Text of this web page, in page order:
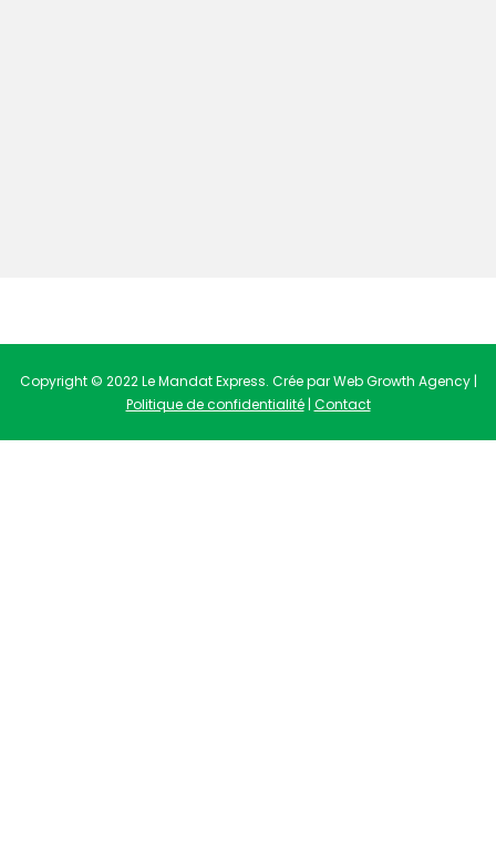
Copyright © 2022 Le Mandat Express. Crée par Web Growth Agency |
Politique de confidentialité| Contact